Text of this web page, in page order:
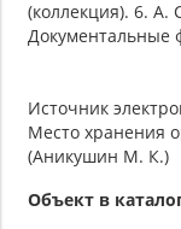
(коллекция). 6. А.
Документальные
Источник
Место хранения
(Аникушин М. К.)
Объект в